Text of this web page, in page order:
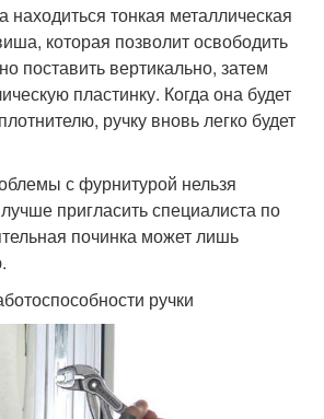
находиться тонкая металлическая
которая позволит освободить
поставить вертикально, затем
пластинку. Когда она будет
ручку вновь легко будет
с фурнитурой нельзя
пригласить специалиста по
починка может лишь
ручки